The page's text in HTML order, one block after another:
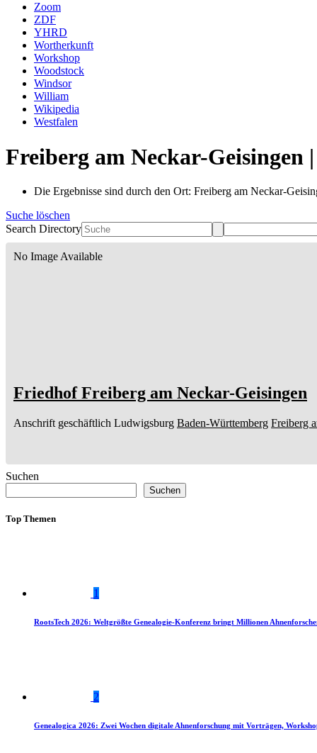
Zoom
ZDF
YHRD
Wortherkunft
Workshop
Woodstock
Windsor
William
Wikipedia
Westfalen
Freiberg am Neckar-Geisingen
Die Ergebnisse sind durch den Ort: Freiberg am Neckar-
Suche löschen
Search Directory
No Image Available
Friedhof Freiberg am Neckar-Geisingen
Anschrift geschäftlich Ludwigsburg Baden-Württemberg Freiberg
Suchen
Suchen
Top Themen
1
RootsTech 2026: Weltgrößte Genealogie-Konferenz bringt Millionen
2
Genealogica 2026: Zwei Wochen digitale Ahnenforschung mit Vorträgen,